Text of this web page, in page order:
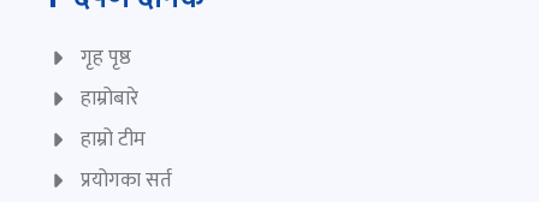
गृह पृष्ठ
हाम्रोबारे
हाम्रो टीम
प्रयोगका सर्त